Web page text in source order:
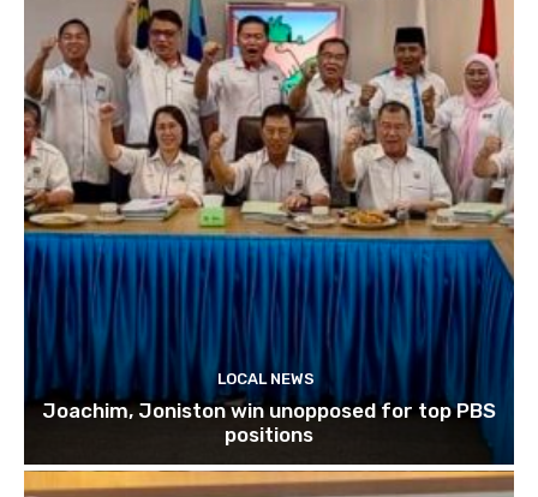
LOCAL NEWS
Joachim, Joniston win unopposed for top PBS
positions